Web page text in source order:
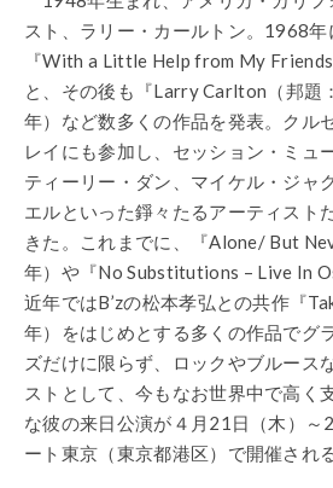
スト、ラリー・カールトン。1968年
『With a Little Help from My
と、その後も『Larry Carlton（邦題
年）など数多くの作品を発表。クル
レイにも参加し、セッション・ミュ
ティーリー・ダン、マイケル・ジャ
エルといった錚々たるアーティスト
きた。これまでに、『Alone/ But
年）や『No Substitutions – Live In
近年ではB’zの松本孝弘との共作『
年）をはじめとする多くの作品でグ
ズだけに限らず、ロックやブルース
ストとして、今もなお世界中で高く
な彼の来日公演が４月21日（木）～
ート東京（東京都港区）で開催される